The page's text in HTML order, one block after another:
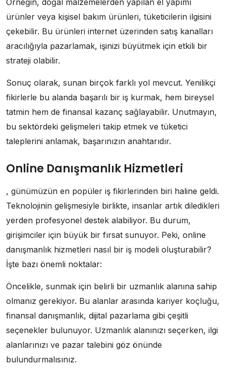
Örneğin, doğal malzemelerden yapılan el yapımı
ürünler veya kişisel bakım ürünleri, tüketicilerin ilgisini
çekebilir. Bu ürünleri internet üzerinden satış kanalları
aracılığıyla pazarlamak, işinizi büyütmek için etkili bir
strateji olabilir.
Sonuç olarak, sunan birçok farklı yol mevcut. Yenilikçi
fikirlerle bu alanda başarılı bir iş kurmak, hem bireysel
tatmin hem de finansal kazanç sağlayabilir. Unutmayın,
bu sektördeki gelişmeleri takip etmek ve tüketici
taleplerini anlamak, başarınızın anahtarıdır.
Online Danışmanlık Hizmetleri
, günümüzün en popüler iş fikirlerinden biri haline geldi.
Teknolojinin gelişmesiyle birlikte, insanlar artık diledikleri
yerden profesyonel destek alabiliyor. Bu durum,
girişimciler için büyük bir fırsat sunuyor. Peki, online
danışmanlık hizmetleri nasıl bir iş modeli oluşturabilir?
İşte bazı önemli noktalar:
Öncelikle, sunmak için belirli bir uzmanlık alanına sahip
olmanız gerekiyor. Bu alanlar arasında kariyer koçluğu,
finansal danışmanlık, dijital pazarlama gibi çeşitli
seçenekler bulunuyor. Uzmanlık alanınızı seçerken, ilgi
alanlarınızı ve pazar talebini göz önünde
bulundurmalısınız.